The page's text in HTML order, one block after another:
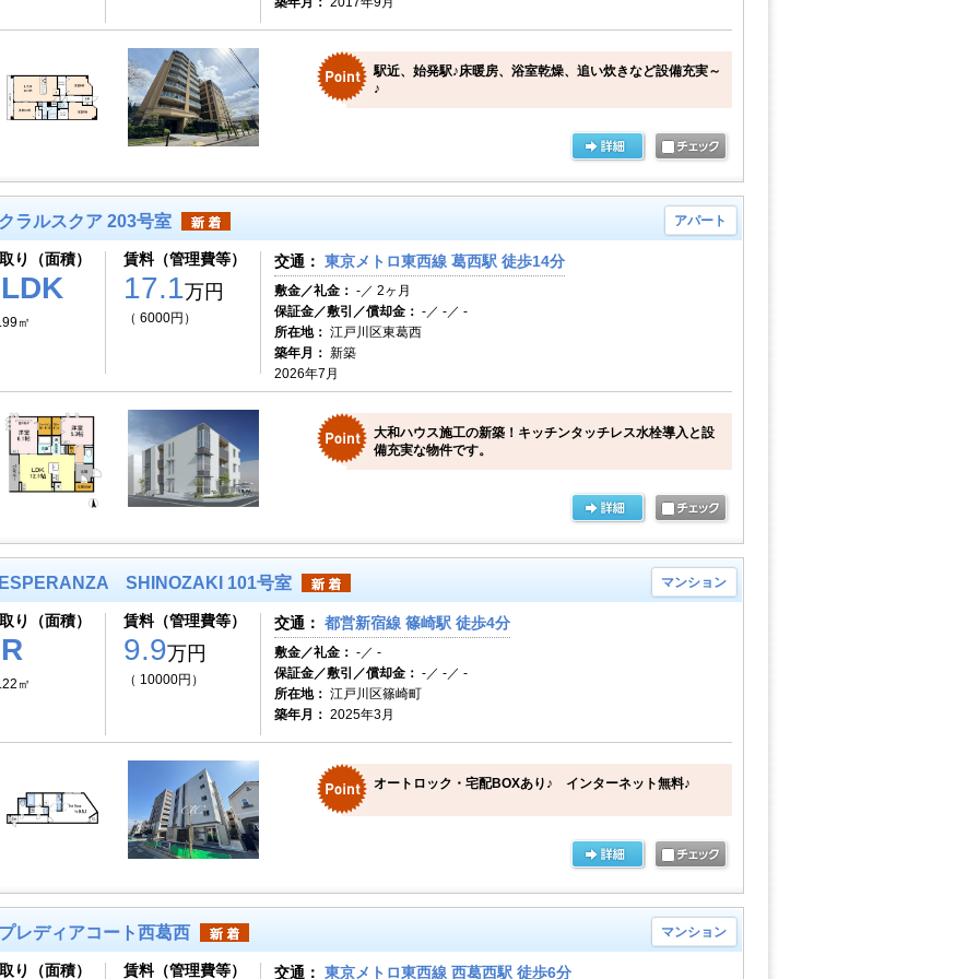
駅近、始発駅♪床暖房、浴室乾燥、追い炊きなど設備充実～
♪
ラルスクア 203号室 アパート
り（面積）
㎡
賃料（管理費等）
17.1万円
（ 6000円）
交通： 東京メトロ東西線 葛西駅 徒歩14分
敷金／礼金： -／ 2ヶ月
保証金／敷引／償却金： -／ -／ -
所在地： 江戸川区東葛西
築年月： 新築
2026年7月
大和ハウス施工の新築！キッチンタッチレス水栓導入と設
備充実な物件です。
SHINOZAKI 101号室 マンション
り（面積）
㎡
賃料（管理費等）
9.9万円
（ 10000円）
交通： 都営新宿線 篠崎駅 徒歩4分
敷金／礼金： -／ -
保証金／敷引／償却金： -／ -／ -
所在地： 江戸川区篠崎町
築年月： 2025年3月
オートロック・宅配BOXあり♪ インターネット無料♪
レディアコート西葛西 マンション
り（面積） 賃料（管理費等） 交通： 東京メトロ東西線 西葛西駅 徒歩6分